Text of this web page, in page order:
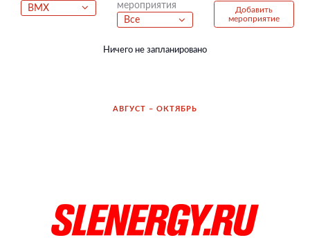
BMX
мероприятия
Все
Добавить
мероприятие
Ничего не запланировано
АВГУСТ – ОКТЯБРЬ